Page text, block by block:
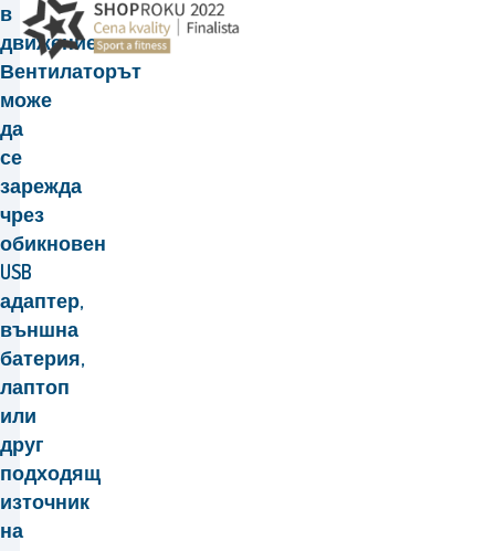
в
движение.
Вентилаторът
може
да
се
зарежда
чрез
обикновен
USB
адаптер,
външна
батерия,
лаптоп
или
друг
подходящ
източник
на